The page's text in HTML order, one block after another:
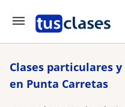
Clases particulares
en Punta Carretas